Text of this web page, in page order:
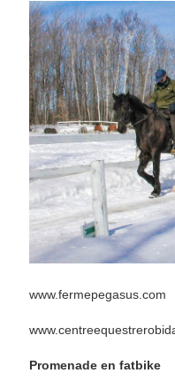
www.fermepegasus.com
Promenade en fatbike